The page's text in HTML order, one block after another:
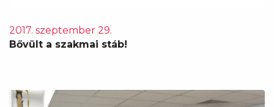
2017. szeptember 29.
Bővült a szakmai stáb!